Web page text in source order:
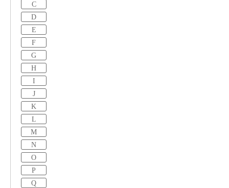
C
D
E
F
G
H
I
J
K
L
M
N
O
P
Q